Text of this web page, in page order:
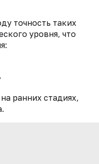
точность таких
уровня, что
ранних стадиях,